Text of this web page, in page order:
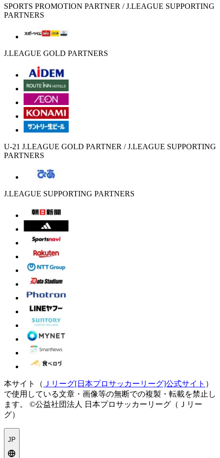
SPORTS PROMOTION PARTNER / J.LEAGUE SUPPORTING
PARTNERS
J.LEAGUE GOLD PARTNERS
U-21 J.LEAGUE GOLD PARTNER / J.LEAGUE SUPPORTING
PARTNERS
J.LEAGUE SUPPORTING PARTNERS
本サイト（ Ｊリーグ[日本プロサッカーリーグ]公式サイト ）
で使用している文章・画像等の無断での複製・転載を禁止し
ます。
©公益社団法人 日本プロサッカーリーグ（Ｊリー
グ）
JP